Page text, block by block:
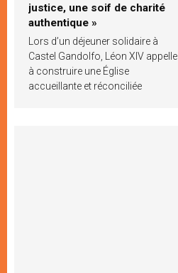
justice, une soif de charité
authentique »
Lors d’un déjeuner solidaire à
Castel Gandolfo, Léon XIV appelle
à construire une Église
accueillante et réconciliée